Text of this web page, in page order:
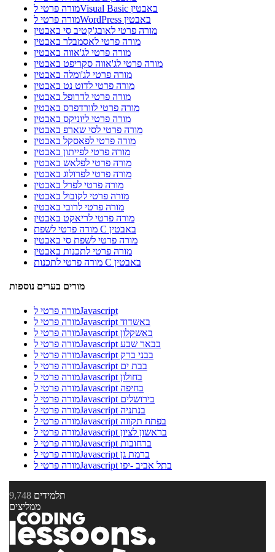
מורה פרטי לVisual Basic באבטין
מורה פרטי לWordPress באבטין
מורה פרטי לאובג'קטיב סי באבטין
מורה פרטי לאסמבלר באבטין
מורה פרטי לג'אווה באבטין
מורה פרטי לג'אווה סקריפט באבטין
מורה פרטי לג'ומלה באבטין
מורה פרטי לדוט נט באבטין
מורה פרטי לדרופל באבטין
מורה פרטי לוורדפרס באבטין
מורה פרטי ליוניקס באבטין
מורה פרטי לסי שארפ באבטין
מורה פרטי לפאסקל באבטין
מורה פרטי לפייתון באבטין
מורה פרטי לפלאש באבטין
מורה פרטי לפרולוג באבטין
מורה פרטי לפרל באבטין
מורה פרטי לקובול באבטין
מורה פרטי לרובי באבטין
מורה פרטי לריאקט באבטין
מורה פרטי לשפת C באבטין
מורה פרטי לשפת סי באבטין
מורה פרטי לתכנות באבטין
מורה פרטי לתכנות C באבטין
מורים בערים נוספות
מורה פרטי לJavascript
מורה פרטי לJavascript באשדוד
מורה פרטי לJavascript באשקלון
מורה פרטי לJavascript בבאר שבע
מורה פרטי לJavascript בבני ברק
מורה פרטי לJavascript בבת ים
מורה פרטי לJavascript בחולון
מורה פרטי לJavascript בחיפה
מורה פרטי לJavascript בירושלים
מורה פרטי לJavascript בנתניה
מורה פרטי לJavascript בפתח תקווה
מורה פרטי לJavascript בראשון לציון
מורה פרטי לJavascript ברחובות
מורה פרטי לJavascript ברמת גן
מורה פרטי לJavascript בתל אביב -יפו
9,748 תלמידים
ממליצים